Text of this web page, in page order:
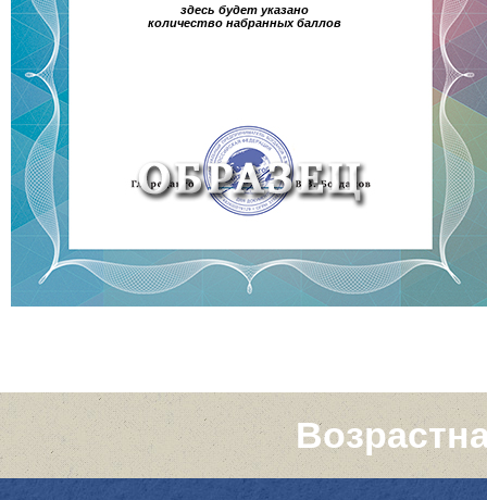
здесь будет указано
количество набранных баллов